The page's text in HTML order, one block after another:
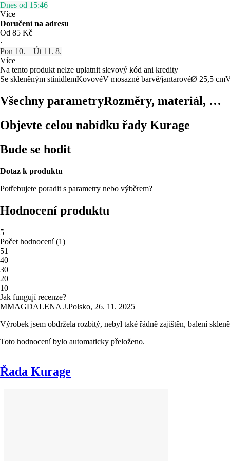
Dnes od 15:46
Více
Doručení na adresu
Od 85 Kč
·
Pon 10. – Út 11. 8.
Více
Na tento produkt nelze uplatnit slevový kód ani kredity
Se skleněným stínidlemKovovéV mosazné barvě/jantarovéØ 25,5 cm
Všechny parametryRozměry, materiál, …
Objevte celou nabídku řady Kurage
Bude se hodit
Dotaz k produktu
Potřebujete poradit s parametry nebo výběrem?
Hodnocení produktu
5
Počet hodnocení(1)
51
40
30
20
10
Jak fungují recenze?
MMAGDALENA J.Polsko, 26. 11. 2025
Výrobek jsem obdržela rozbitý, nebyl také řádně zajištěn, balení
Toto hodnocení bylo automaticky přeloženo.
Řada Kurage